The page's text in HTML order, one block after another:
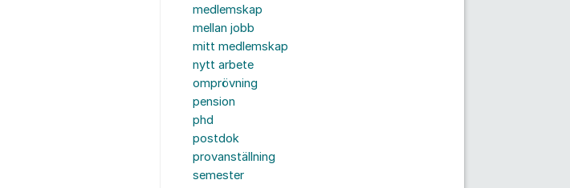
medlemskap
mellan jobb
mitt medlemskap
nytt arbete
omprövning
pension
phd
postdok
provanställning
semester